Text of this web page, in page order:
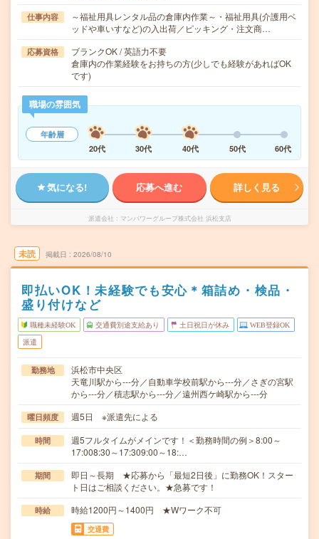
仕事内容
～福祉用具レンタル品の倉庫内作業～・福祉用具(介護用ベ
ッドや車いすなど)の入出荷／ピッキング・注文商…
応募資格
ブランクOK / 英語力不要
倉庫内の作業経験をお持ちの方(少しでも経験があればOK
です)
職場の雰囲気
年齢層
20代
30代 40代 50代 60代
気になる! 応募へ進む 詳しく見る
派遣会社 マンパワーグループ株式会社 浜松支店
未読 掲載日 2026/08/10
即払いOK！未経験でも安心＊箱詰め・検品・
盛り付けなど
職種未経験OK 交通費別途支給あり 土日祝日が休み WEB登録OK
派遣
勤務地
浜松市中央区
天竜川駅から---分／自動車学校前駅から---分／さぎの宮駅
から---分／積志駅から---分／遠州西ケ崎駅から---分
曜日頻度 週5日 ※派遣先による
時間
週5フルタイムがメインです！＜勤務時間の例＞8:00～
17:008:30～17:309:00～18:…
期間
即日～長期 ★応募から「最短2日後」に勤務OK！スター
ト日はご相談ください。★急募です！
時給 時給1200円～1400円 ★Wワーク不可
交通費